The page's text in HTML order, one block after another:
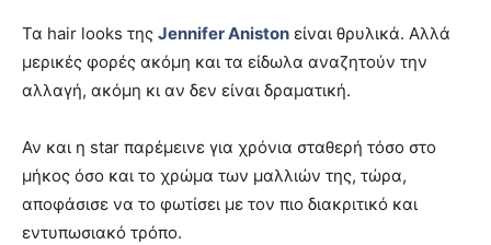
Τα hair looks της Jennifer Aniston είναι θρυλικά. Αλλά
μερικές φορές ακόμη και τα είδωλα αναζητούν την
αλλαγή, ακόμη κι αν δεν είναι δραματική.
Αν και η star παρέμεινε για χρόνια σταθερή τόσο στο
μήκος όσο και το χρώμα των μαλλιών της, τώρα,
αποφάσισε να το φωτίσει με τον πιο διακριτικό και
εντυπωσιακό τρόπο.